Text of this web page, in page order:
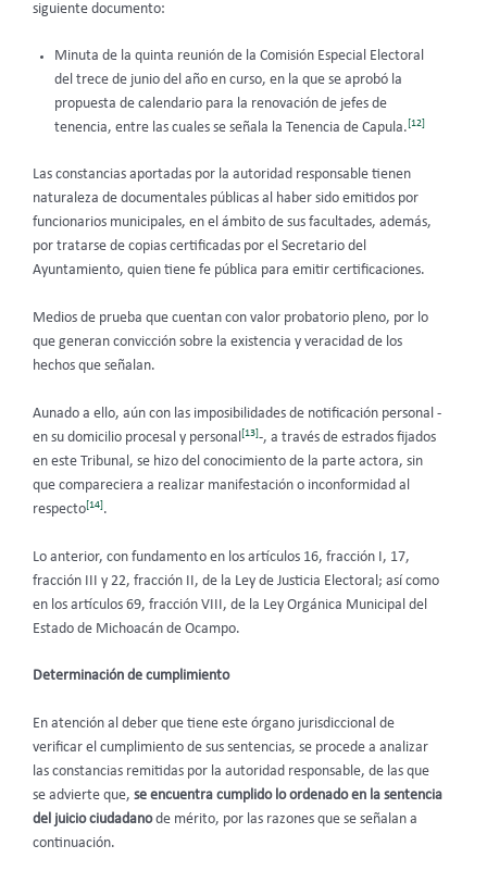
siguiente documento:
Minuta de la quinta reunión de la Comisión Especial Electoral
del trece de junio del año en curso, en la que se aprobó la
propuesta de calendario para la renovación de jefes de
tenencia, entre las cuales se señala la Tenencia de Capula.[12]
Las constancias aportadas por la autoridad responsable tienen
naturaleza de documentales públicas al haber sido emitidos por
funcionarios municipales, en el ámbito de sus facultades, además,
por tratarse de copias certificadas por el Secretario del
Ayuntamiento, quien tiene fe pública para emitir certificaciones.
Medios de prueba que cuentan con valor probatorio pleno, por lo
que generan convicción sobre la existencia y veracidad de los
hechos que señalan.
Aunado a ello, aún con las imposibilidades de notificación personal -
en su domicilio procesal y personal [13]-, a través de estrados fijados
en este Tribunal, se hizo del conocimiento de la parte actora, sin
que compareciera a realizar manifestación o inconformidad al
respecto[14].
Lo anterior, con fundamento en los artículos 16, fracción I, 17,
fracción III y 22, fracción II, de la Ley de Justicia Electoral; así como
en los artículos 69, fracción VIII, de la Ley Orgánica Municipal del
Estado de Michoacán de Ocampo.
Determinación de cumplimiento
En atención al deber que tiene este órgano jurisdiccional de
verificar el cumplimiento de sus sentencias, se procede a analizar
las constancias remitidas por la autoridad responsable, de las que
se advierte que, se encuentra cumplido lo ordenado en la sentencia
del juicio ciudadanode mérito, por las razones que se señalan a
continuación.